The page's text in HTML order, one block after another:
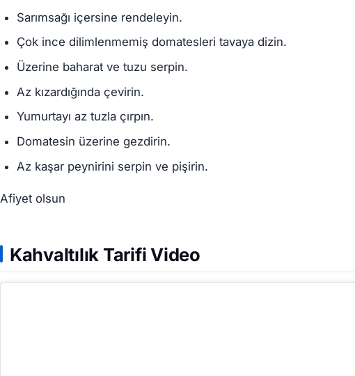
Sarımsağı içersine rendeleyin.
Çok ince dilimlenmemiş domatesleri tavaya dizin.
Üzerine baharat ve tuzu serpin.
Az kızardığında çevirin.
Yumurtayı az tuzla çırpın.
Domatesin üzerine gezdirin.
Az kaşar peynirini serpin ve pişirin.
Afiyet olsun
Kahvaltılık Tarifi Video